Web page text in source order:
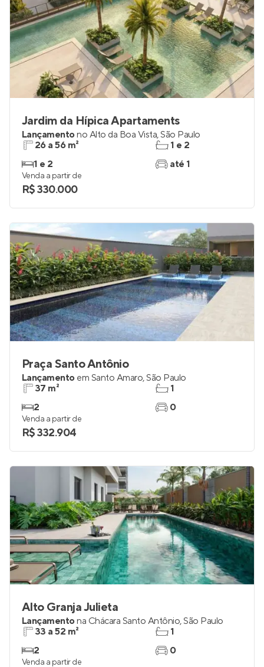
Jardim da Hípica Apartaments
Lançamentono Alto da Boa Vista,São Paulo
26 a 56 m²
1 e 2
1 e 2
até 1
Venda a partir de
R$ 330.000
Praça Santo Antônio
Lançamento em Santo Amaro,São Paulo
37 m²
2
1
0
Venda a partir de
R$ 332.904
Alto Granja Julieta
Lançamentona Chácara Santo Antônio,São Paulo
33 a 52 m²
2
1
0
Venda a partir de